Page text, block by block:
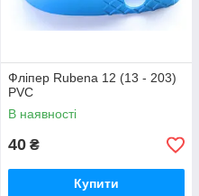
Фліпер Rubena 12 (13 - 203)
PVC
В наявності
40 ₴
Купити